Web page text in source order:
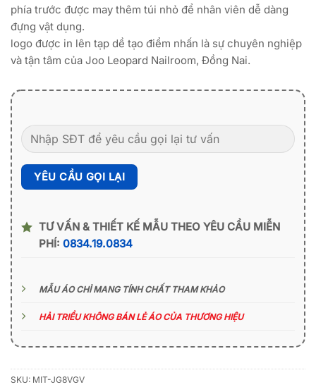
phía trước được may thêm túi nhỏ để nhân viên dễ dàng
đựng vật dụng.
logo được in lên tạp dề tạo điểm nhấn là sự chuyên nghiệp
và tận tâm của Joo Leopard Nailroom, Đồng Nai.
TƯ VẤN & THIẾT KẾ MẪU THEO YÊU CẦU MIỄN
PHÍ: 0834.19.0834
MẪU ÁO CHỈ MANG TÍNH CHẤT THAM KHẢO
HẢI TRIỀU KHÔNG BÁN LẺ ÁO CỦA THƯƠNG HIỆU
SKU: MIT-JG8VGV